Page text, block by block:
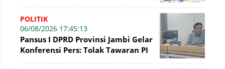
POLITIK
06/08/2026 17:45:13
Pansus I DPRD Provinsi Jambi Gelar
Konferensi Pers: Tolak Tawaran PI